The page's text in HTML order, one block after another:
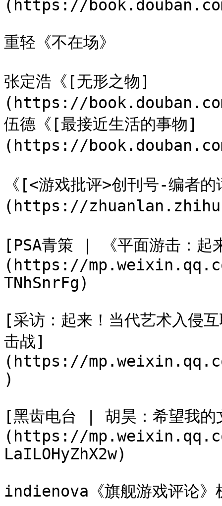
(https://
重轻《不在场》
张定浩《[无形之物]
(https://
伍德《[最接近生活的事物]
(https://
《[<游戏批评>创刊号-编者
(https://
[PSA青策 | 《平面游击：起
(https://
TNhSnrFg)
[采访：起来！当代艺术入侵
击战]
(https://
)
[黑齿电台 | 胡昊：希望我的
(https://
LaILOHyZhX2w)
indienova《旗舰游戏评论》